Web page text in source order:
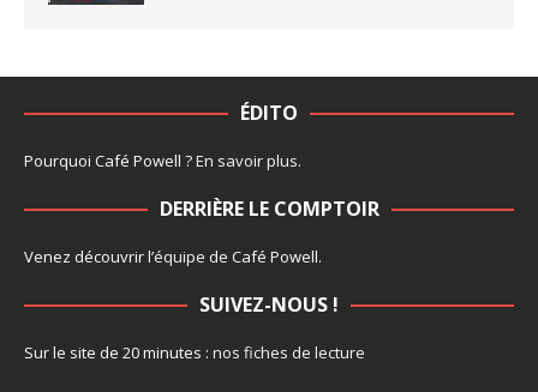
ÉDITO
Pourquoi Café Powell ?En savoir plus.
DERRIÈRE LE COMPTOIR
Venez découvrir l’équipe de Café Powell.
SUIVEZ-NOUS !
Sur le site de 20 minutes : nos fiches de lecture